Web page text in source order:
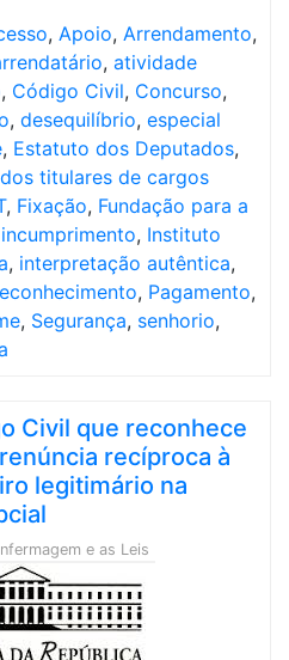
, Apoio, Arrendamento,
, atividade
, Código Civil, Concurso,
, desequilíbrio, especial
, Estatuto dos Deputados,
titulares de cargos
, Fixação, Fundação para a
incumprimento, Instituto
, interpretação autêntica,
, Pagamento,
, Segurança, senhorio,
Civil que reconhece
recíproca à
legitimário na
e as Leis